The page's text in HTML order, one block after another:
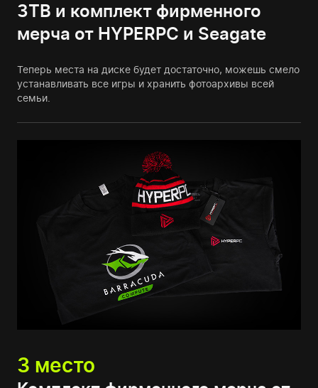
3TB и комплект фирменного
мерча от HYPERPC и Seagate
Теперь места на диске будет достаточно, можешь смело
устанавливать все игры и хранить фотоархивы всей
семьи.
3 место